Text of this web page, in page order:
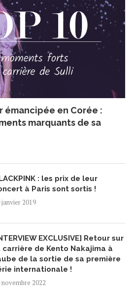
émancipée en Corée :
marquants de sa
: les prix de leur
à Paris sont sortis !
janvier 2019
EXCLUSIVE] Retour sur
carrière de Kento Nakajima à
de la sortie de sa première
internationale !
novembre 2022